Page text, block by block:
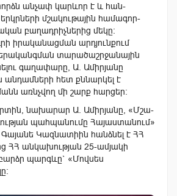
անչափ կարևոր է և հան­
երկրների մշակութային համա­գոր­
բա­ղադրիչներից մեկը:
իրականացման արդյունքում
տարածաշրջանային
գաղափարը, Ա. Ամիրյանը
հետ քննարկել է
առնչվող մի շարք հարցեր:
նախարար Ա. Ամիրյանը, «Մշա­
պահ­պանումը Հայաստանում»
Կազնատիին հանձնել է ՀՀ
ՀՀ անկախության 25-ամյակի
պարգևը` «Մովսես